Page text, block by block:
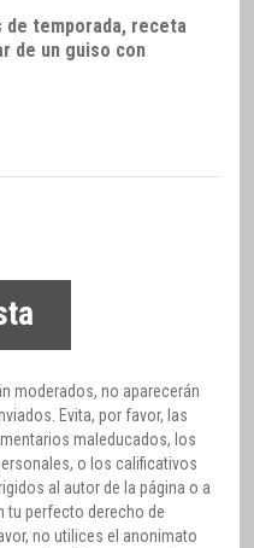
de temporada, receta
de un guiso con
moderados, no aparecerán
Evita, por favor, las
maleducados, los
o los calificativos
al autor de la página o a
tu perfecto derecho de
no utilices el anonimato